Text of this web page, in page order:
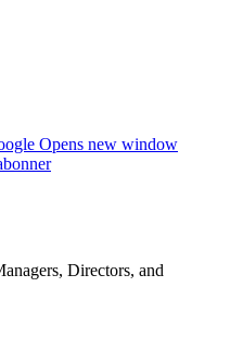
Opens new window
Directors, and